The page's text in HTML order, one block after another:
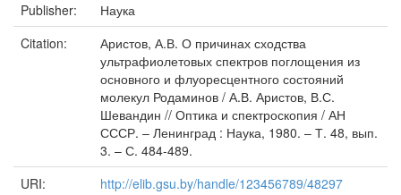
Publisher:
Наука
Citation:
Аристов, А.В. О причинах сходства
ультрафиолетовых спектров поглощения из
основного и флуоресцентного состояний
молекул Родаминов / А.В. Аристов, В.С.
Шевандин // Оптика и спектроскопия / АН
СССР. – Ленинград : Наука, 1980. – Т. 48, вып.
3. – С. 484-489.
URI:
http://elib.gsu.by/handle/123456789/48297